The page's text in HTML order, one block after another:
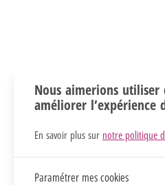
Nous aimerions utiliser
améliorer l’expérience
En savoir plus sur notre politique
Paramétrer mes cookies